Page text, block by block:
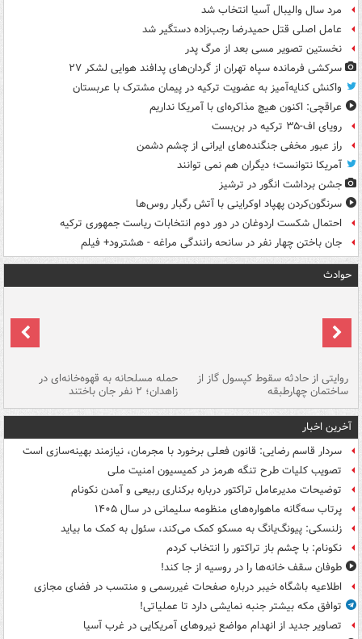
مرد سال والیبال آسیا انتخاب شد
عامل اصلی قتل حمیدرضا رجب‌زاده دستگیر شد
نخستین تصویر مسی بعد از مرگ پدر
سرکشی فرمانده سپاه تهران از گردان‌های پدافند هوایی لشکر ۲۷
واکنش کنایه‌آمیز به عضویت ترکیه در پیمان مشترک با عربستان
عراقچی: اکنون هیچ مذاکره‌ای با آمریکا نداریم
رویای اف-۳۵ ترکیه در بن‌بست
راز عبور مخفی جنگنده‌های ایرانی از چشم دشمن
آمریکا نتوانست؛ دیگران هم نمی توانند
جشن برداشت انگور در ترشیز
سرنگون‌کردن پهپاد اوکراینی با آتش رگبار روس‌ها
احتمال شکست اردوغان در دور دوم انتخابات ریاست جمهوری ترکیه
جان باختن چهار نفر در سانحه رانندگی مراغه - هشترود+ فیلم
حوادث
روایتی از حادثه سقوط کپسول گاز از
ساختمان چهارطبقه
حمله مسلحانه به قهوه‌خانه‌ای در
زاهدان؛ ۲ نفر جان باختند
آخرین اخبار
سردار قاسم رضایی: قانون فعلی برخورد با مجرمان، نیازمند بهینه‌سازی است
تصویب کلیات طرح تنگه هرمز در کمیسیون امنیت ملی
توضیحات مدیرعامل تراکتور درباره برکناری ربیعی و آمدن نکونام
پرتاب سه‌گانه ماهواره‌های منظومه سلیمانی در سال ۱۴۰۵
زلنسکی: پیونگ‌یانگ به مسکو کمک می‌کند، سئول به کمک ما بیاید
نکونام: با چشم باز تراکتور را انتخاب کردم
طوفان سقف خانه‌ها را در روسیه از جا ‌کند!
اطلاعیه باشگاه خیبر درباره صفحات غیررسمی و منتسب در فضای مجازی
توافق مکه بیشتر جنبه نمایشی دارد تا عملیاتی!
تصاویر جدید از انهدام مواضع نیروهای آمریکایی در غرب آسیا